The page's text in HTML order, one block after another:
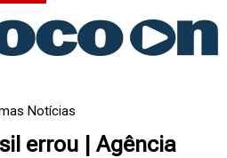
Notícias
errou | Agência